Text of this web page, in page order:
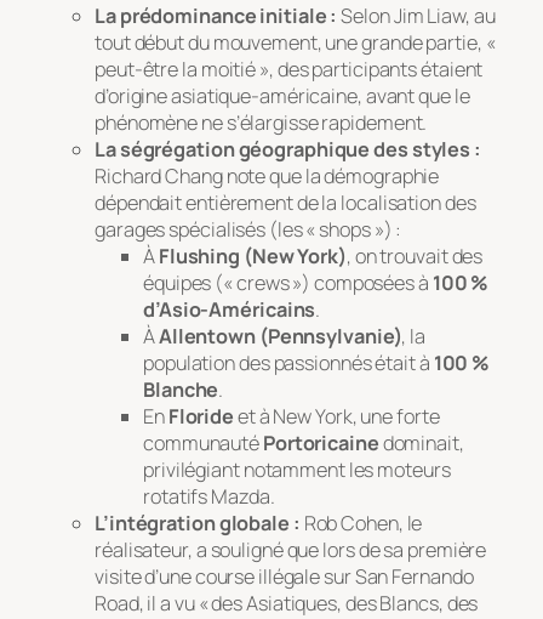
La prédominance initiale : Selon Jim Liaw, au
tout début du mouvement, une grande partie, «
peut-être la moitié », des participants étaient
d’origine asiatique-américaine, avant que le
phénomène ne s’élargisse rapidement.
La ségrégation géographique des styles :
Richard Chang note que la démographie
dépendait entièrement de la localisation des
garages spécialisés (les « shops ») :
ÀFlushing (New York), on trouvait des
équipes (« crews ») composées à 100 %
d’Asio-Américains.
ÀAllentown (Pennsylvanie), la
population des passionnés était à 100 %
Blanche.
EnFlorideet à New York, une forte
communautéPortoricainedominait,
privilégiant notamment les moteurs
rotatifs Mazda.
L’intégration globale : Rob Cohen, le
réalisateur, a souligné que lors de sa première
visite d’une course illégale sur San Fernando
Road, il a vu« des Asiatiques, des Blancs, des